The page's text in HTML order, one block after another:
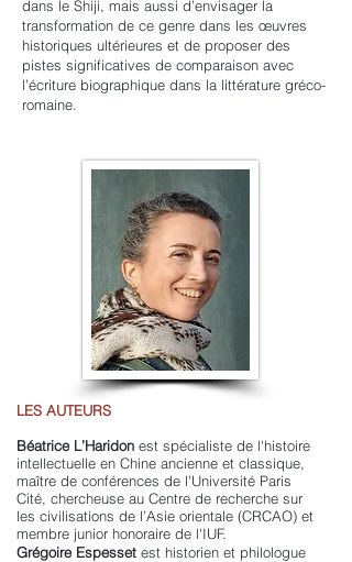
dans le Shiji, mais aussi d’envisager la
transformation de ce genre dans les œuvres
historiques ultérieures et de proposer des
pistes significatives de comparaison avec
l’écriture biographique dans la littérature gréco-
romaine.
LES AUTEURS
Béatrice L’Haridon est spécialiste de l'histoire
intellectuelle en Chine ancienne et classique,
maître de conférences de l'Université Paris
Cité, chercheuse au Centre de recherche sur
les civilisations de l’Asie orientale (CRCAO) et
membre junior honoraire de l'IUF.
Grégoire Espesset est historien et philologue